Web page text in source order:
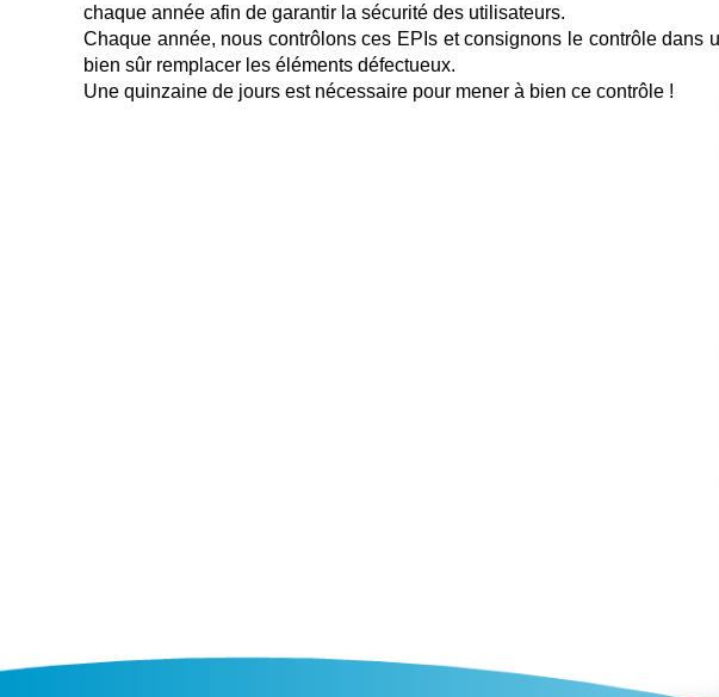
chaque année afin de garantir la sécurité des utilisateurs.
Chaque année, nous contrôlons ces EPIs et consignons le contrôle dans
bien sûr remplacer les éléments défectueux.
Une quinzaine de jours est nécessaire pour mener à bien ce contrôle !